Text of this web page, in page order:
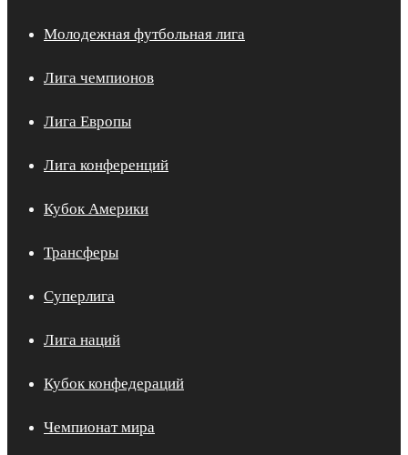
Молодежная футбольная лига
Лига чемпионов
Лига Европы
Лига конференций
Кубок Америки
Трансферы
Суперлига
Лига наций
Кубок конфедераций
Чемпионат мира